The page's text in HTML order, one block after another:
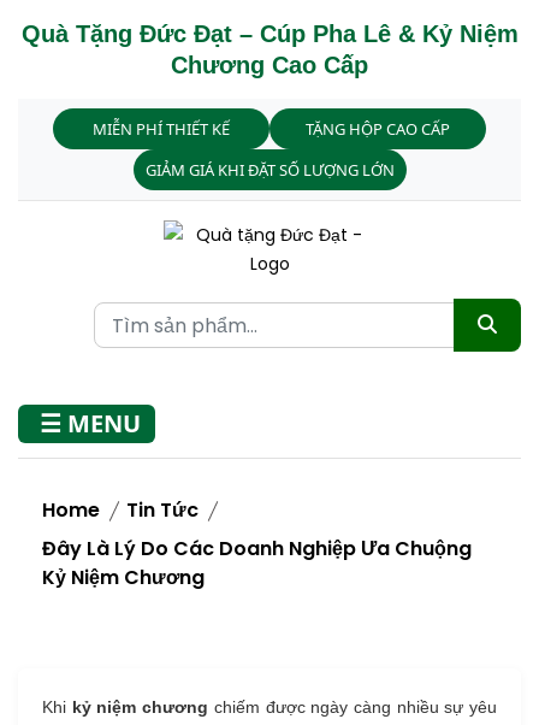
Quà Tặng Đức Đạt – Cúp Pha Lê & Kỷ Niệm
Chương Cao Cấp
MIỄN PHÍ THIẾT KẾ
TẶNG HỘP CAO CẤP
GIẢM GIÁ KHI ĐẶT SỐ LƯỢNG LỚN
☰ MENU
Home
Tin Tức
Đây Là Lý Do Các Doanh Nghiệp Ưa Chuộng
Kỷ Niệm Chương
Khi kỷ niệm chương chiếm được ngày càng nhiều sự yêu